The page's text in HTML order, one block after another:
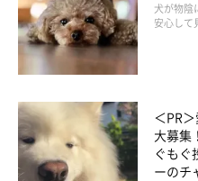
犬が物陰
安心し
＜PR
大募集
ぐもぐ
ーのチ